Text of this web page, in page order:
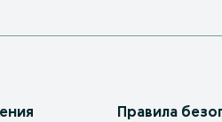
Правила